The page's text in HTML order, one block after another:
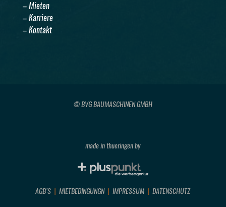
– Mieten
– Karriere
– Kontakt
© BVG BAUMASCHINEN GMBH
made in thueringen by
AGB’S |MIETBEDINGUNGN|IMPRESSUM |DATENSCHUTZ